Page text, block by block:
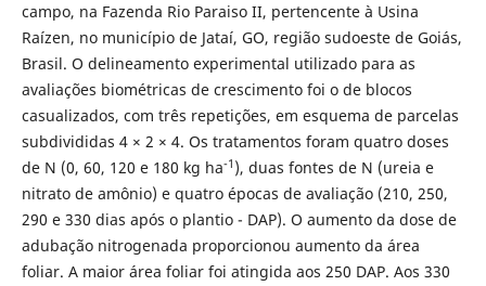
campo, na Fazenda Rio Paraiso II, pertencente à Usina
Raízen, no município de Jataí, GO, região sudoeste de Goiás,
Brasil. O delineamento experimental utilizado para as
avaliações biométricas de crescimento foi o de blocos
casualizados, com três repetições, em esquema de parcelas
subdivididas 4 × 2 × 4. Os tratamentos foram quatro doses
de N (0, 60, 120 e 180 kg ha-1 ), duas fontes de N (ureia e
nitrato de amônio) e quatro épocas de avaliação (210, 250,
290 e 330 dias após o plantio - DAP). O aumento da dose de
adubação nitrogenada proporcionou aumento da área
foliar. A maior área foliar foi atingida aos 250 DAP. Aos 330